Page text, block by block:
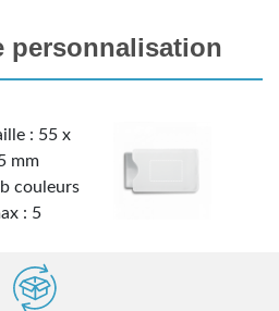
personnalisation
: 55 x
mm
couleurs
: 5